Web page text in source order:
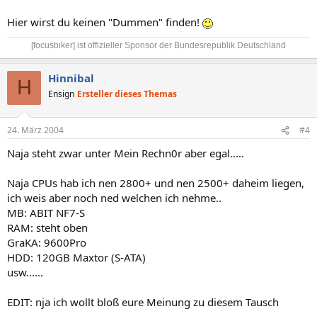
Hier wirst du keinen "Dummen" finden!
[focusbiker] ist offizieller Sponsor der Bundesrepublik Deutschland​
H Hinnibal
Ensign Ersteller dieses Themas
24. März 2004 #4
Naja steht zwar unter Mein Rechn0r aber egal.....
Naja CPUs hab ich nen 2800+ und nen 2500+ daheim liegen,
ich weis aber noch ned welchen ich nehme..
MB: ABIT NF7-S
RAM: steht oben
GraKA: 9600Pro
HDD: 120GB Maxtor (S-ATA)
usw......
EDIT: nja ich wollt bloß eure Meinung zu diesem Tausch